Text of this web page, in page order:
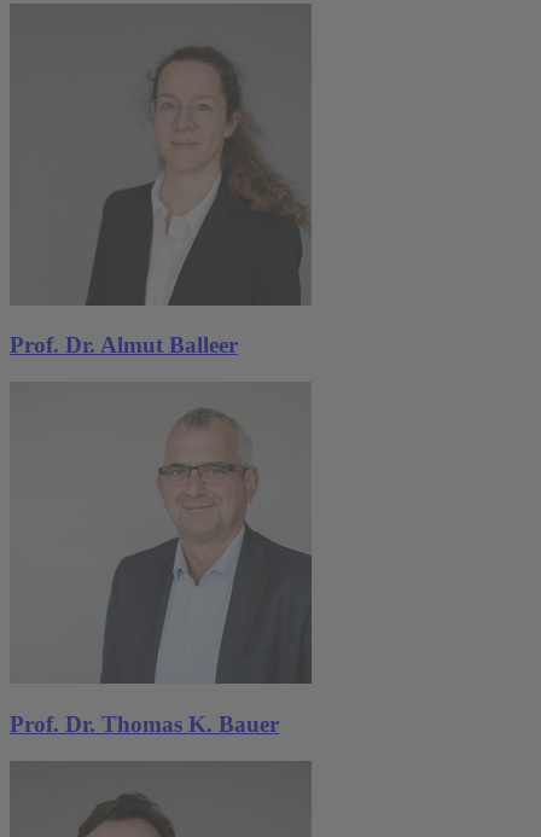
Prof. Dr. Almut Balleer
Prof. Dr. Thomas K. Bauer